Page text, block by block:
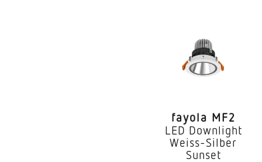
Leuchtmittel
Austauschbares
Schutzart
Schutzklasse
fayola MF2
LED Downlight
Weiss-Silber
Sunset